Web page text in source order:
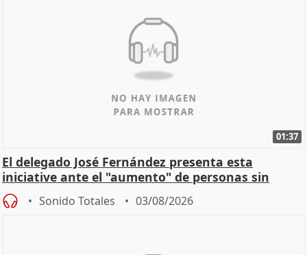
01:37
El delegado José Fernández presenta esta
iniciative ante el "aumento" de personas sin
hogar en Madri
Sonido Totales 03/08/2026